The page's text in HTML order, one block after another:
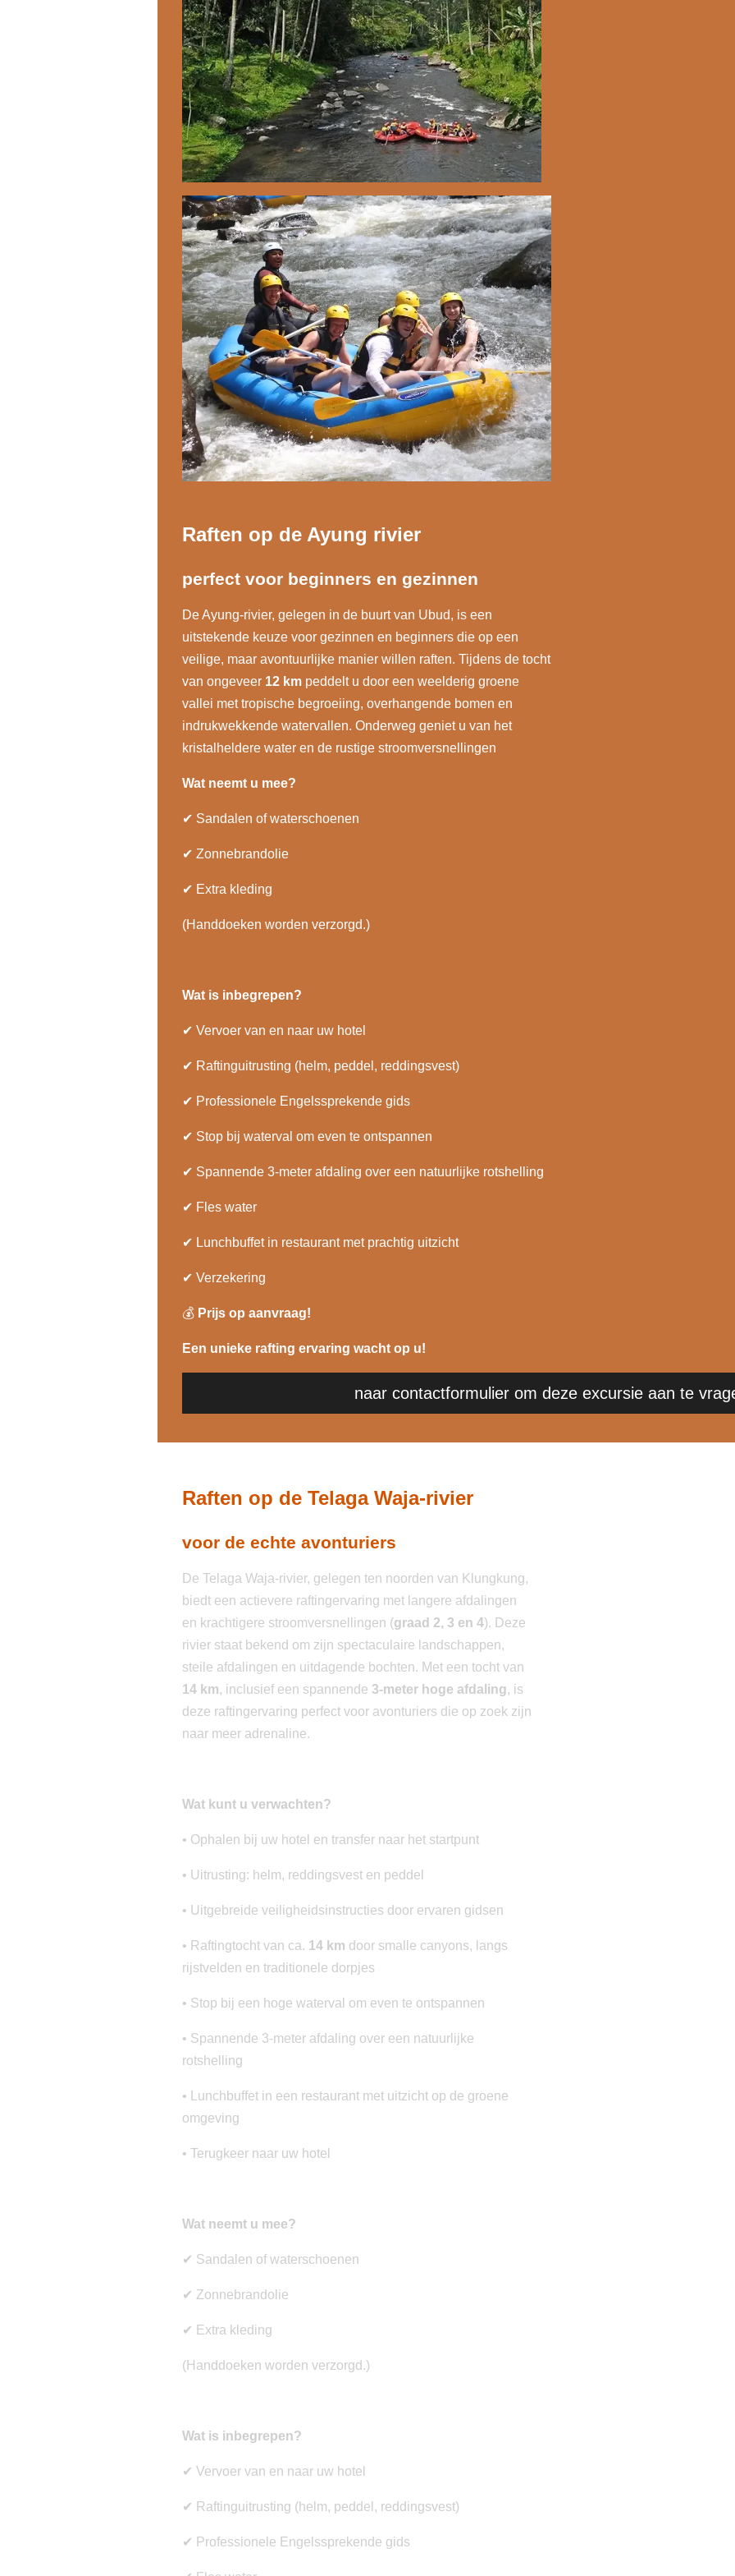
Raften op de Ayung rivier
perfect voor beginners en gezinnen
De Ayung-rivier, gelegen in de buurt van Ubud, is een
uitstekende keuze voor gezinnen en beginners die op een
veilige, maar avontuurlijke manier willen raften. Tijdens de tocht
van ongeveer 12 km peddelt u door een weelderig groene
vallei met tropische begroeiing, overhangende bomen en
indrukwekkende watervallen. Onderweg geniet u van het
kristalheldere water en de rustige stroomversnellingen
Wat neemt u mee?
✔ Sandalen of waterschoenen
✔ Zonnebrandolie
✔ Extra kleding
(Handdoeken worden verzorgd.)
Wat is inbegrepen?
✔ Vervoer van en naar uw hotel
✔ Raftinguitrusting (helm, peddel, reddingsvest)
✔ Professionele Engelssprekende gids
✔ Stop bij waterval om even te ontspannen
✔ Spannende 3-meter afdaling over een natuurlijke rotshelling
✔ Fles water
✔ Lunchbuffet in restaurant met prachtig uitzicht
✔ Verzekering
💰 Prijs op aanvraag!
Een unieke rafting ervaring wacht op u!
naar contactformulier om deze excursie aan te
Raften op de Telaga Waja-rivier
voor de echte avonturiers
De Telaga Waja-rivier, gelegen ten noorden van Klungkung,
biedt een actievere raftingervaring met langere afdalingen
en krachtigere stroomversnellingen (graad 2, 3 en 4). Deze
rivier staat bekend om zijn spectaculaire landschappen,
steile afdalingen en uitdagende bochten. Met een tocht van
14 km, inclusief een spannende 3-meter hoge afdaling, is
deze raftingervaring perfect voor avonturiers die op zoek zijn
naar meer adrenaline.
Wat kunt u verwachten?
• Ophalen bij uw hotel en transfer naar het startpunt
• Uitrusting: helm, reddingsvest en peddel
• Uitgebreide veiligheidsinstructies door ervaren gidsen
• Raftingtocht van ca. 14 km door smalle canyons, langs
rijstvelden en traditionele dorpjes
• Stop bij een hoge waterval om even te ontspannen
• Spannende 3-meter afdaling over een natuurlijke
rotshelling
•
Lunchbuffet in een restaurant met uitzicht op de groene
omgeving
• Terugkeer naar uw hotel
Wat neemt u mee?
✔ Sandalen of waterschoenen
✔ Zonnebrandolie
✔ Extra kleding
(Handdoeken worden verzorgd.)
Wat is inbegrepen?
✔ Vervoer van en naar uw hotel
✔ Raftinguitrusting (helm, peddel, reddingsvest)
✔ Professionele Engelssprekende gids